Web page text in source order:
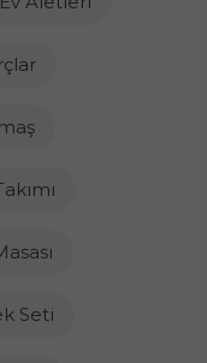
Seti